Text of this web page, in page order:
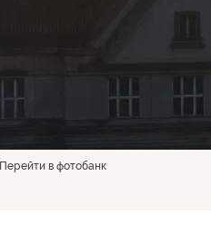
Перейти в фотобанк